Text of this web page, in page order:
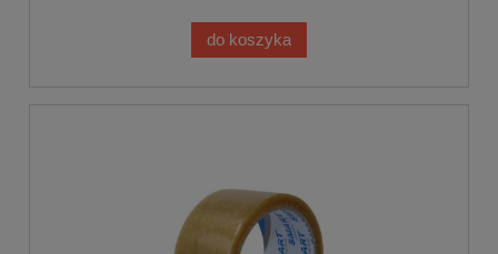
do koszyka